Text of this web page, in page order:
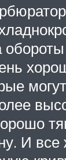
обороты
И все